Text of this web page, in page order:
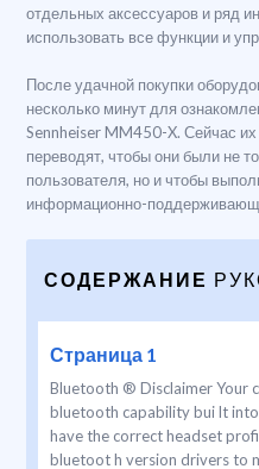
отдельных аксессуаров и ряд
использовать все функции и
После удачной покупки
несколько минут для
Sennheiser MM450-X. Сейчас их
переводят, чтобы они были не
пользователя, но и чтобы
информационно-
СОДЕРЖАНИЕ
Страница 1
Bluetooth ® Disclaimer Your
bluetooth capability bui lt
have the correct headset
bluetoot h version drivers to